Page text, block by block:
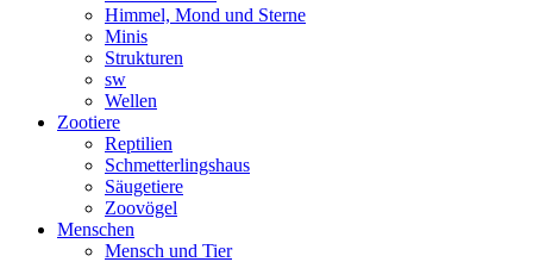
Himmel, Mond und Sterne
Minis
Strukturen
sw
Wellen
Zootiere
Reptilien
Schmetterlingshaus
Säugetiere
Zoovögel
Menschen
Mensch und Tier